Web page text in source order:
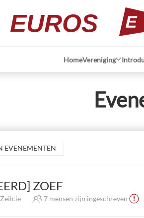
EUROS
HomeVereniging
EVENEMENTEN
ZOEF
Zeilcie 7 mensen zijn ingeschreven